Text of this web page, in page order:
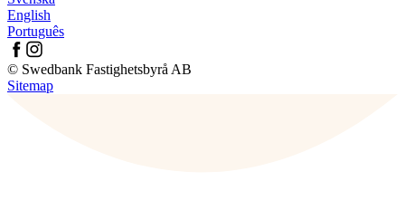
English
Português
© Swedbank Fastighetsbyrå AB
Sitemap